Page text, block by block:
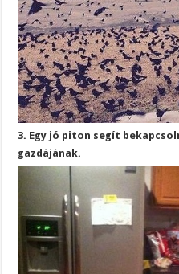
3. Egy jó piton segít
gazdájának.